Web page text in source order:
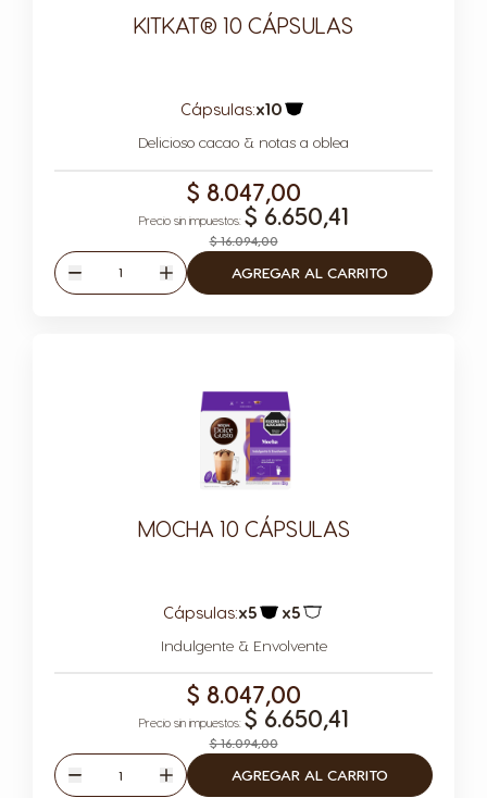
KITKAT® 10 CÁPSULAS
Cápsulas:x10
Delicioso cacao & notas a oblea
$ 16.094,00
$ 8.047,00
$ 6.650,41
Disminuir
Cantidad
Aumentar
AGREGAR AL CARRITO
MOCHA 10 CÁPSULAS
Cápsulas:x5 x5
Indulgente & Envolvente
$ 16.094,00
$ 8.047,00
$ 6.650,41
Disminuir
Cantidad
Aumentar
AGREGAR AL CARRITO